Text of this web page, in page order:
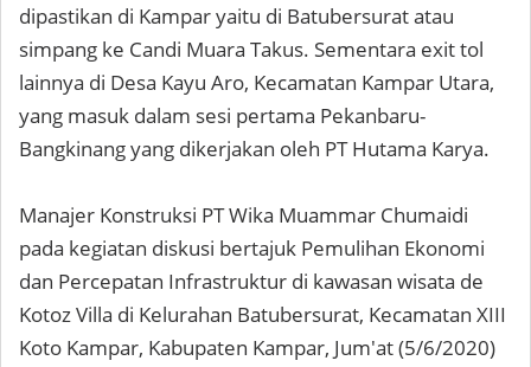
dipastikan di Kampar yaitu di Batubersurat atau
simpang ke Candi Muara Takus. Sementara exit tol
lainnya di Desa Kayu Aro, Kecamatan Kampar Utara,
yang masuk dalam sesi pertama Pekanbaru-
Bangkinang yang dikerjakan oleh PT Hutama Karya.
Manajer Konstruksi PT Wika Muammar Chumaidi
pada kegiatan diskusi bertajuk Pemulihan Ekonomi
dan Percepatan Infrastruktur di kawasan wisata de
Kotoz Villa di Kelurahan Batubersurat, Kecamatan XIII
Koto Kampar, Kabupaten Kampar, Jum'at (5/6/2020)